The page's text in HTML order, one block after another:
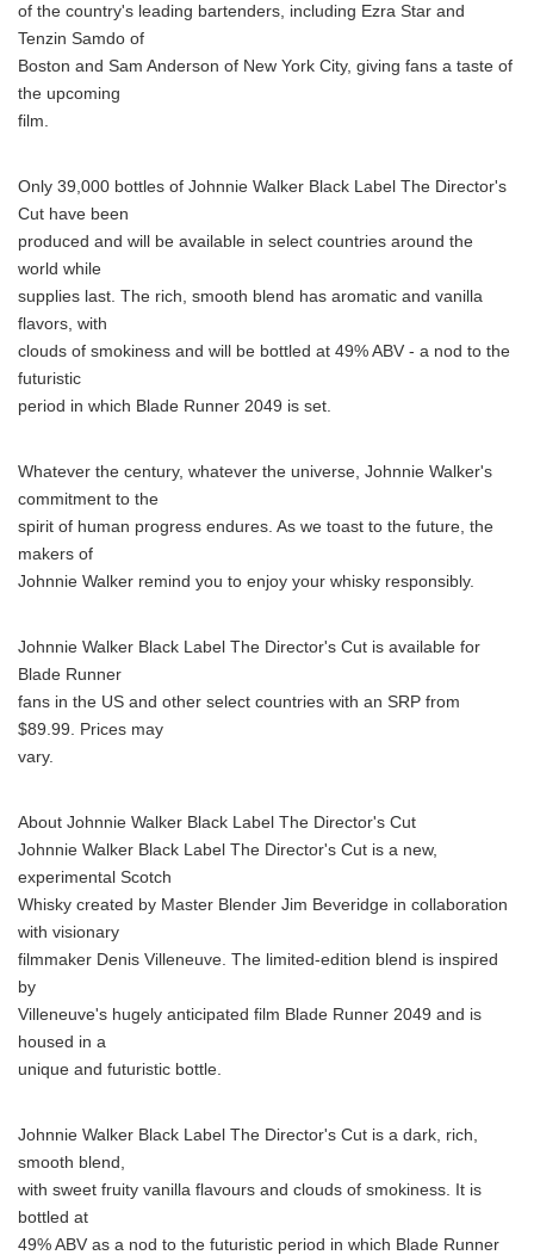
of the country's leading bartenders, including Ezra Star and
Tenzin Samdo of
Boston and Sam Anderson of New York City, giving fans a taste of
the upcoming
film.
Only 39,000 bottles of Johnnie Walker Black Label The Director's
Cut have been
produced and will be available in select countries around the
world while
supplies last. The rich, smooth blend has aromatic and vanilla
flavors, with
clouds of smokiness and will be bottled at 49% ABV - a nod to the
futuristic
period in which Blade Runner 2049 is set.
Whatever the century, whatever the universe, Johnnie Walker's
commitment to the
spirit of human progress endures. As we toast to the future, the
makers of
Johnnie Walker remind you to enjoy your whisky responsibly.
Johnnie Walker Black Label The Director's Cut is available for
Blade Runner
fans in the US and other select countries with an SRP from
$89.99. Prices may
vary.
About Johnnie Walker Black Label The Director's Cut
Johnnie Walker Black Label The Director's Cut is a new,
experimental Scotch
Whisky created by Master Blender Jim Beveridge in collaboration
with visionary
filmmaker Denis Villeneuve. The limited-edition blend is inspired
by
Villeneuve's hugely anticipated film Blade Runner 2049 and is
housed in a
unique and futuristic bottle.
Johnnie Walker Black Label The Director's Cut is a dark, rich,
smooth blend,
with sweet fruity vanilla flavours and clouds of smokiness. It is
bottled at
49% ABV as a nod to the futuristic period in which Blade Runner